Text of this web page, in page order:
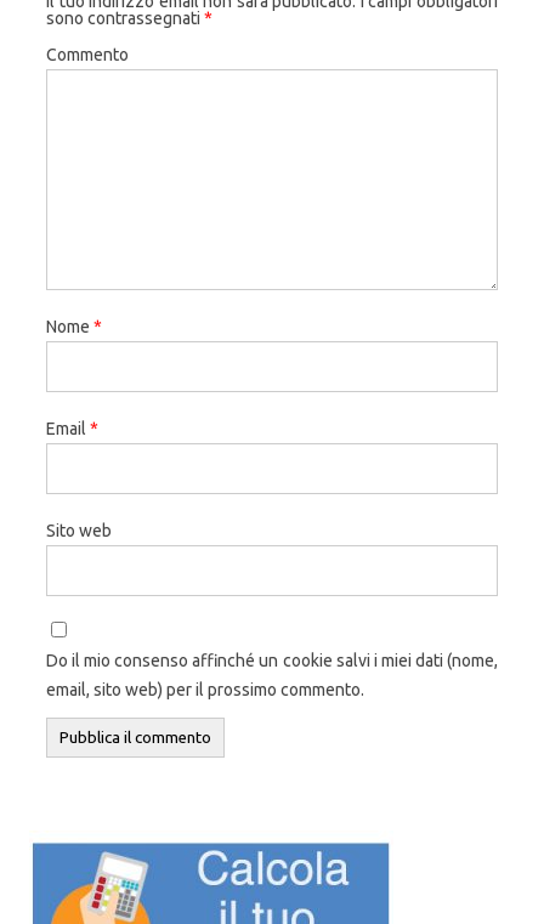
sono contrassegnati *
Commento
Nome *
Email *
Sito web
Do il mio consenso affinché un cookie salvi i miei dati (nome,
email, sito web) per il prossimo commento.